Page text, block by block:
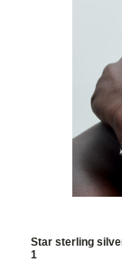
Star sterling
1